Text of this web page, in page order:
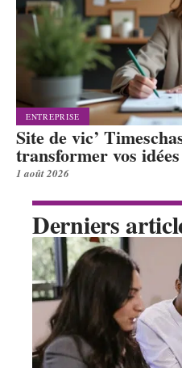
ENTREPRISE
Site de vic’
transformer vos
1 août 2026
Derniers